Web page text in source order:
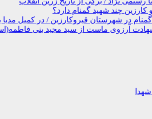
چند شهید گمنام دارد؟
شهادت آرزوی ماست از سید مجید بنی
شهدا